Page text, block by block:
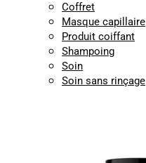
Coffret
Masque capillaire
Produit coiffant
Shampoing
Soin
Soin sans rinçage